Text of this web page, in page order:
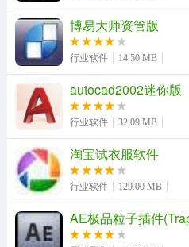
福昕pdf编辑器个人修改版特色
单文件版特点
由绿色版封装而成，已集成注
具有软件全部功能。
博易大师资管版
行业软件 14.50 MB
autocad2002迷你版
行业软件 32.09 MB
淘宝试衣服软件
行业软件 129.00 MB
AE极品粒子插件